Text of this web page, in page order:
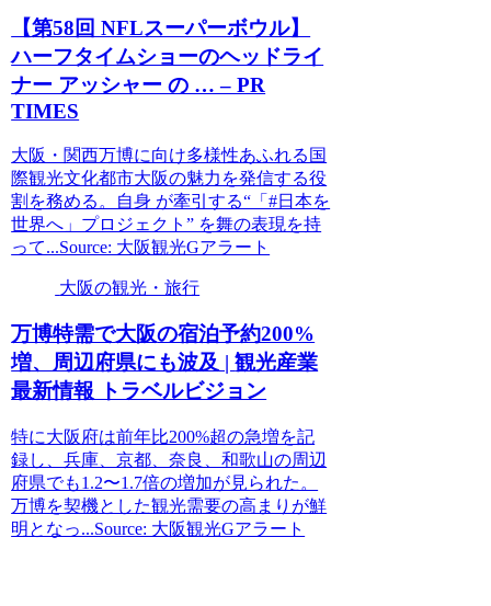
【第58回 NFLスーパーボウル】
ハーフタイムショーのヘッドライ
ナー アッシャー の … – PR
TIMES
大阪・関西万博に向け多様性あふれる国
際観光文化都市大阪の魅力を発信する役
割を務める。自身 が牽引する“「#日本を
世界へ」プロジェクト” を舞の表現を持
って...Source: 大阪観光Gアラート
大阪の観光・旅行
万博特需で大阪の宿泊予約200%
増、周辺府県にも波及 |観光産業
最新情報 トラベルビジョン
特に大阪府は前年比200%超の急増を記
録し、兵庫、京都、奈良、和歌山の周辺
府県でも1.2〜1.7倍の増加が見られた。
万博を契機とした観光需要の高まりが鮮
明となっ...Source: 大阪観光Gアラート